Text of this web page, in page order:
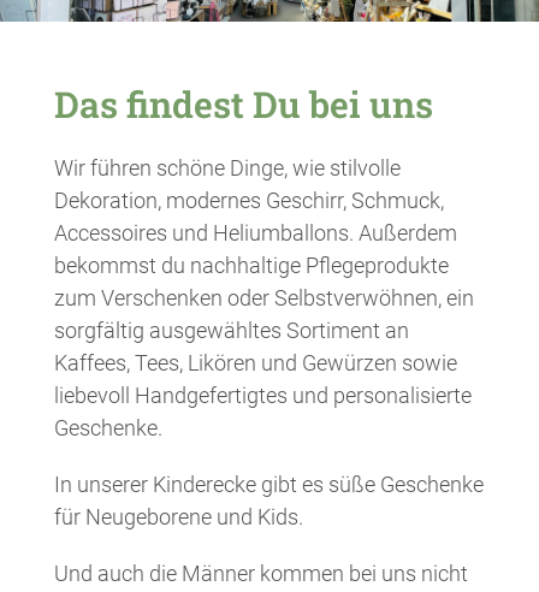
Das findest Du bei uns
Wir führen schöne Dinge, wie stilvolle
Dekoration, modernes Geschirr, Schmuck,
Accessoires und Heliumballons. Außerdem
bekommst du nachhaltige Pflegeprodukte
zum Verschenken oder Selbstverwöhnen, ein
sorgfältig ausgewähltes Sortiment an
Kaffees, Tees, Likören und Gewürzen sowie
liebevoll Handgefertigtes und personalisierte
Geschenke.
In unserer Kinderecke gibt es süße Geschenke
für Neugeborene und Kids.
Und auch die Männer kommen bei uns nicht